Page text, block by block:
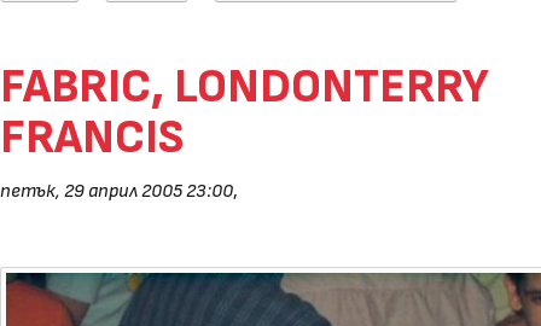
FABRIC, LONDONTERRY
FRANCIS
петък, 29 април 2005 23:00,